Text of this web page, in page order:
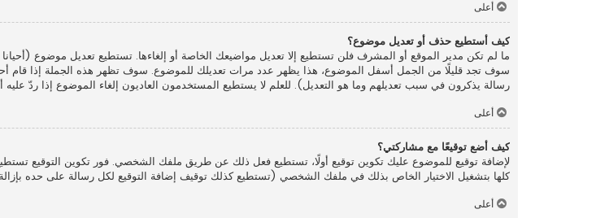
أعلى
كيف أستطيع حذف أو تعديل موضوع؟
ما لم تكن مدير الموقع أو المشرف فلن تستطيع إلا تعديل مواضيعك الخاصة أو إلغاءها. تستطيع تعديل موضوع
سوف تجد قليلًا من الجمل أسفل الموضوع، هذا يظهر عدد مرات تعديلك للموضوع. سوف تظهر هذه الجملة إذا قام
رسالة يذكرون في سبب تعديلهم وما هو التعديل). للعلم لا يستطيع المستخدمون العاديون إلغاء الموضوع إذا ردّ عليه
أعلى
كيف أضع توقيعًا مع مشاركتي؟
لإضافة توقيع للموضوع عليك تكوين توقيع أولًا، تستطيع فعل ذلك عن طريق ملفك الشخصي. فور تكوين التوقيع
كلها بتشغيل الاختيار الخاص بذلك في ملفك الشخصي (تستطيع كذلك توقيف إضافة التوقيع لكل رسالة على حده
أعلى